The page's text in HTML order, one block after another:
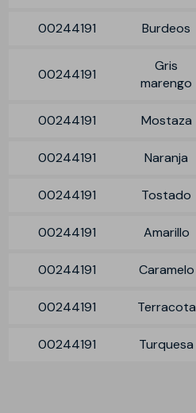
00244191 Burdeos
00244191
Gris
marengo
00244191 Mostaza
00244191 Naranja
00244191 Tostado
00244191 Amarillo
00244191 Caramelo
00244191 Terracota
00244191 Turquesa